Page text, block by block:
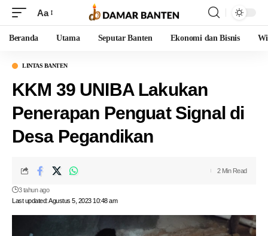
Aa
Beranda Utama Seputar Banten Ekonomi dan Bisnis
LINTAS BANTEN
KKM 39 UNIBA Lakukan
Penerapan Penguat Signal di
Desa Pegandikan
Last updated: Agustus 5, 2023 10:48 am
3 tahun ago
2 Min Read